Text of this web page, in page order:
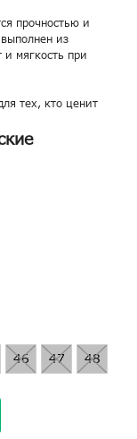
прочностью и
из
мягкость при
тех, кто ценит
46 47 48